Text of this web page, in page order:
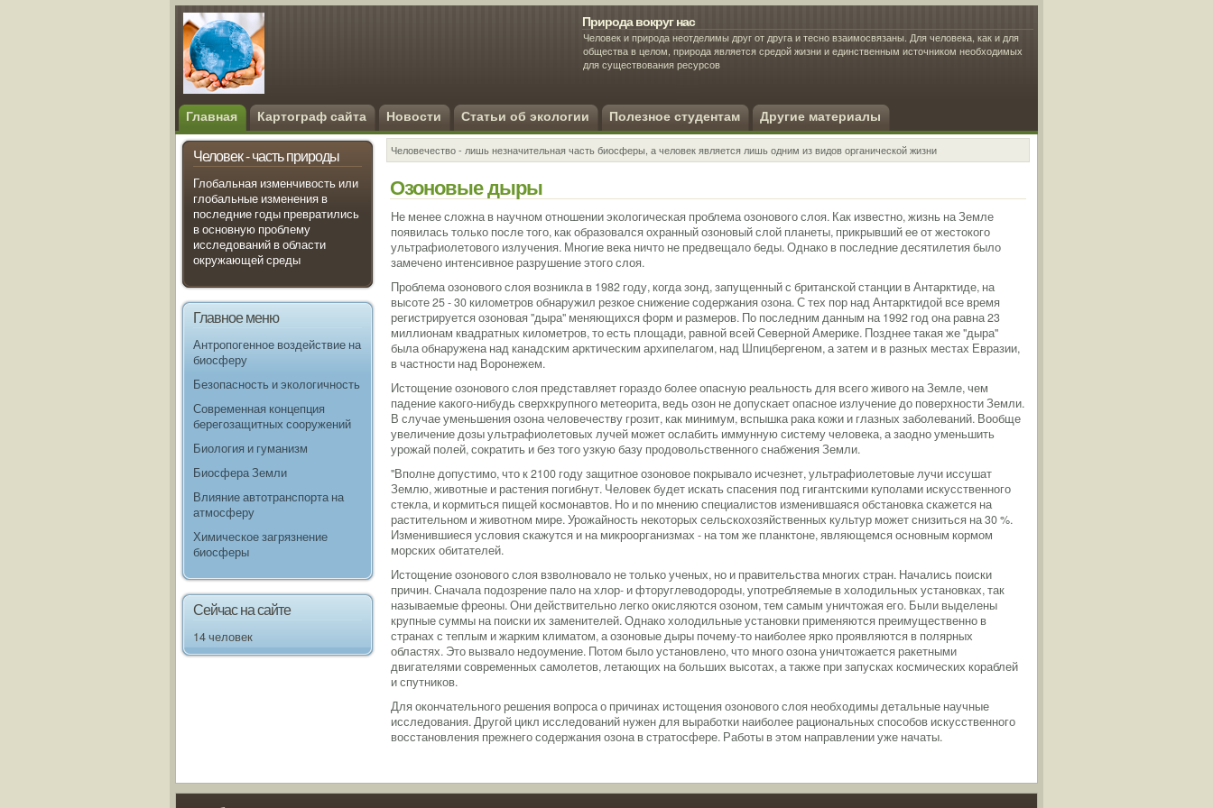
Природа вокруг нас
Человек и природа неотделимы друг от друга и тесно взаимосвязаны. Для человека, как и для
общества в целом, природа является средой жизни и единственным источником необходимых
для существования ресурсов
Главная Картограф сайта Новости Статьи об экологии Полезное студентам Другие материалы
Человек - часть природы
Глобальная изменчивость или
глобальные изменения в
последние годы превратились
в основную проблему
исследований в области
окружающей среды
Главное меню
Антропогенное воздействие на
биосферу
Безопасность и экологичность
Современная концепция
берегозащитных сооружений
Биология и гуманизм
Биосфера Земли
Влияние автотранспорта на
атмосферу
Химическое загрязнение
биосферы
Сейчас на сайте
14 человек
Человечество - лишь незначительная часть биосферы, а человек является лишь одним из видов органической жизни
Озоновые дыры
Не менее сложна в научном отношении экологическая проблема озонового слоя. Как известно, жизнь на Земле
появилась только после того, как образовался охранный озоновый слой планеты, прикрывший ее от жестокого
ультрафиолетового излучения. Многие века ничто не предвещало беды. Однако в последние десятилетия было
замечено интенсивное разрушение этого слоя.
Проблема озонового слоя возникла в 1982 году, когда зонд, запущенный с британской станции в Антарктиде, на
высоте 25 - 30 километров обнаружил резкое снижение содержания озона. С тех пор над Антарктидой все время
регистрируется озоновая "дыра" меняющихся форм и размеров. По последним данным на 1992 год она равна 23
миллионам квадратных километров, то есть площади, равной всей Северной Америке. Позднее такая же "дыра"
была обнаружена над канадским арктическим архипелагом, над Шпицбергеном, а затем и в разных местах Евразии,
в частности над Воронежем.
Истощение озонового слоя представляет гораздо более опасную реальность для всего живого на Земле, чем
падение какого-нибудь сверхкрупного метеорита, ведь озон не допускает опасное излучение до поверхности Земли.
В случае уменьшения озона человечеству грозит, как минимум, вспышка рака кожи и глазных заболеваний. Вообще
увеличение дозы ультрафиолетовых лучей может ослабить иммунную систему человека, а заодно уменьшить
урожай полей, сократить и без того узкую базу продовольственного снабжения Земли.
"Вполне допустимо, что к 2100 году защитное озоновое покрывало исчезнет, ультрафиолетовые лучи иссушат
Землю, животные и растения погибнут. Человек будет искать спасения под гигантскими куполами искусственного
стекла, и кормиться пищей космонавтов. Но и по мнению специалистов изменившаяся обстановка скажется на
растительном и животном мире. Урожайность некоторых сельскохозяйственных культур может снизиться на 30 %.
Изменившиеся условия скажутся и на микроорганизмах - на том же планктоне, являющемся основным кормом
морских обитателей.
Истощение озонового слоя взволновало не только ученых, но и правительства многих стран. Начались поиски
причин. Сначала подозрение пало на хлор- и фторуглеводороды, употребляемые в холодильных установках, так
называемые фреоны. Они действительно легко окисляются озоном, тем самым уничтожая его. Были выделены
крупные суммы на поиски их заменителей. Однако холодильные установки применяются преимущественно в
странах с теплым и жарким климатом, а озоновые дыры почему-то наиболее ярко проявляются в полярных
областях. Это вызвало недоумение. Потом было установлено, что много озона уничтожается ракетными
двигателями современных самолетов, летающих на больших высотах, а также при запусках космических кораблей
и спутников.
Для окончательного решения вопроса о причинах истощения озонового слоя необходимы детальные научные
исследования. Другой цикл исследований нужен для выработки наиболее рациональных способов искусственного
восстановления прежнего содержания озона в стратосфере. Работы в этом направлении уже начаты.